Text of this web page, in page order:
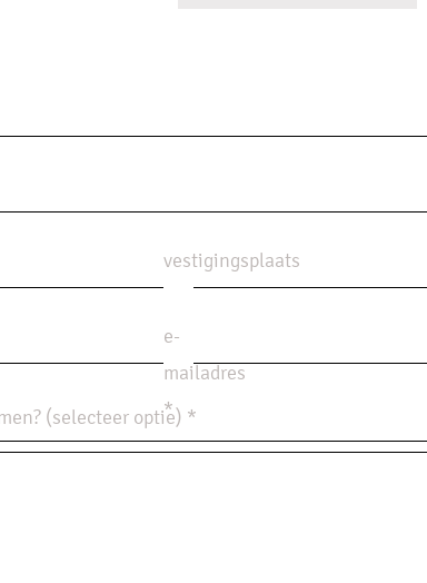
vestigingsplaats
e-
mailadres
*